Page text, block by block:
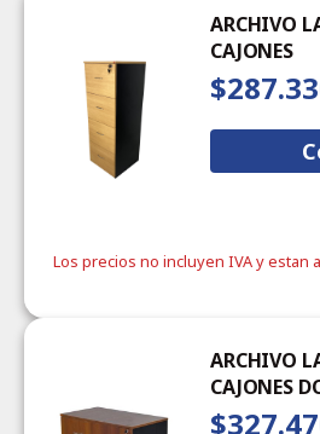
ARCHIVO
CAJONES
Los precios no incluyen IVA y estan
ARCHIVO
CAJONES